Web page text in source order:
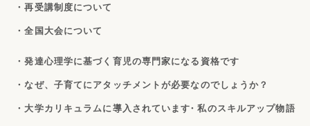
・再受講制度について
・全国大会について
・発達心理学に基づく育児の専門家になる資格です
・なぜ、子育てにアタッチメントが必要なのでしょうか？
・大学カリキュラムに導入されています・私のスキルアップ物語